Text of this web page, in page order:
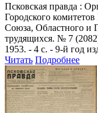
Псковская правда :
Городского
Союза, Областного и
трудящихся. № 7
1953. - 4 с. - 9-й год
Читать Подробнее